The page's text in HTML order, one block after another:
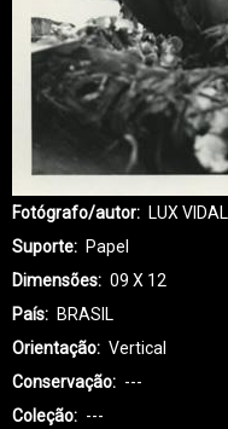
Fotógrafo/autor
LUX VIDAL
Suporte
Papel
Dimensões
09 X 12
País
BRASIL
Orientação
Vertical
Conservação
---
Coleção
---